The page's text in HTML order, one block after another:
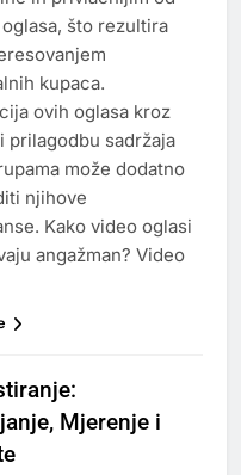
što rezultira
kupaca.
ovih oglasa kroz
prilagodbu sadržaja
može dodatno
njihove
Kako video oglasi
angažman? Video
Mjerenje i